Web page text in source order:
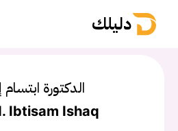
دليلك
الدكتورة
Ibtisam Ishaq